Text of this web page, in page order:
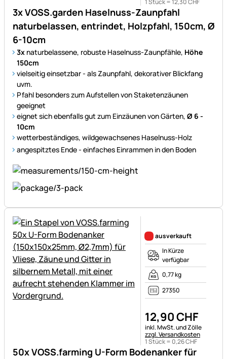
3x VOSS.garden Haselnuss-Zaunpfahl
naturbelassen, entrindet, Holzpfahl, 150cm, Ø
6-10cm
3x naturbelassene, robuste Haselnuss-Zaunpfähle, Höhe
150cm
vielseitig einsetzbar - als Zaunpfahl, dekorativer Blickfang
uvm.
Pfahl besonders zum Aufstellen von Staketenzäunen
geeignet
eignet sich ebenfalls gut zum Einzäunen von Gärten, Ø 6 -
10cm
wetterbeständiges, wildgewachsenes Haselnuss-Holz
angespitztes Ende - einfaches Einrammen in den Boden
1 Stück =12,30CHF
50x VOSS.farming U-Form Bodenanker für
ausverkauft
In Kürze
verfügbar
0,77 kg
27350
12,90CHF
Steuerhinweis:
inkl. MwSt. und Zölle
zzgl. Versandkosten
1 Stück = 0,26CHF